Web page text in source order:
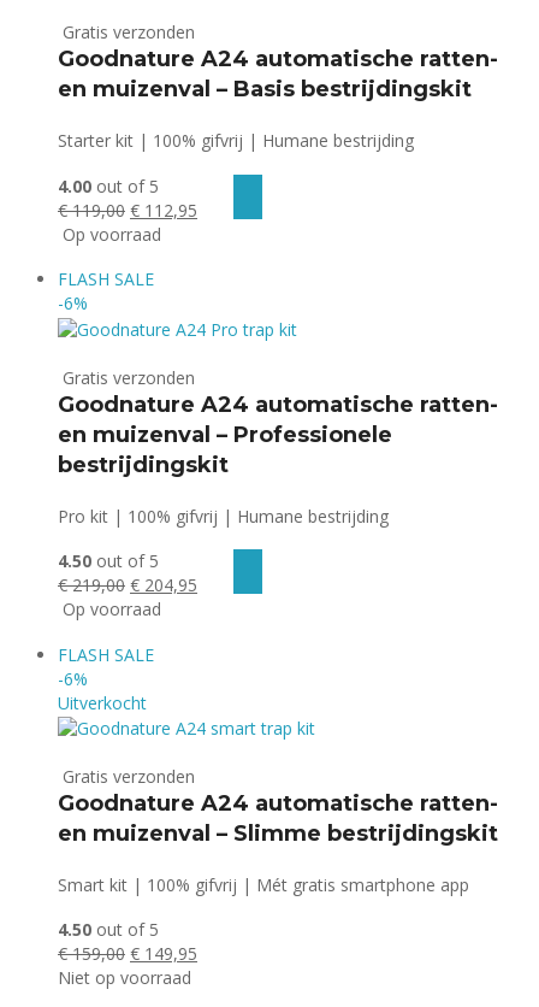
Gratis verzonden
Goodnature A24 automatische ratten-
en muizenval – Basis bestrijdingskit
Starter kit | 100% gifvrij | Humane bestrijding
4.00 out of 5
€119,00 Oorspronkelijke
prijs
€ 119,00.
€ 112,95
Op voorraad
FLASH SALE
-6%
Gratis verzonden
Goodnature A24 automatische ratten-
en muizenval – Professionele
bestrijdingskit
Pro kit | 100% gifvrij | Humane bestrijding
4.50 out of 5
€219,00 Oorspronkelijke
prijs
€ 219,00.
€ 204,95
Op voorraad
FLASH SALE
-6%
Uitverkocht
Gratis verzonden
Goodnature A24 automatische ratten-
en muizenval – Slimme bestrijdingskit
Smart kit | 100% gifvrij | Mét gratis smartphone app
4.50 out of 5
€159,00 Oorspronkelijke
prijs
€ 149,95
Niet op voorraad